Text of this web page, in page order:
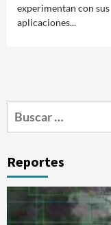
experimentan con sus
aplicaciones...
Buscar:
Reportes